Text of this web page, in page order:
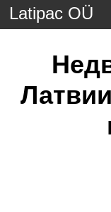
Latipac OÜ